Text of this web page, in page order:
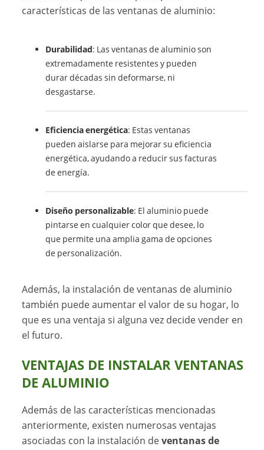
características de las ventanas de aluminio:
Durabilidad: Las ventanas de aluminio son
extremadamente resistentes y pueden
durar décadas sin deformarse, ni
desgastarse.
Eficiencia energética: Estas ventanas
pueden aislarse para mejorar su eficiencia
energética, ayudando a reducir sus facturas
de energía.
Diseño personalizable: El aluminio puede
pintarse en cualquier color que desee, lo
que permite una amplia gama de opciones
de personalización.
Además, la instalación de ventanas de aluminio
también puede aumentar el valor de su hogar, lo
que es una ventaja si alguna vez decide vender en
el futuro.
VENTAJAS DE INSTALAR VENTANAS
DE ALUMINIO
Además de las características mencionadas
anteriormente, existen numerosas ventajas
asociadas con la instalación deventanas de